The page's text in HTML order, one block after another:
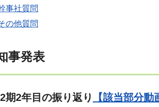
事社質問
の他質問
事発表
期2年目の振り返り 【該当部分動